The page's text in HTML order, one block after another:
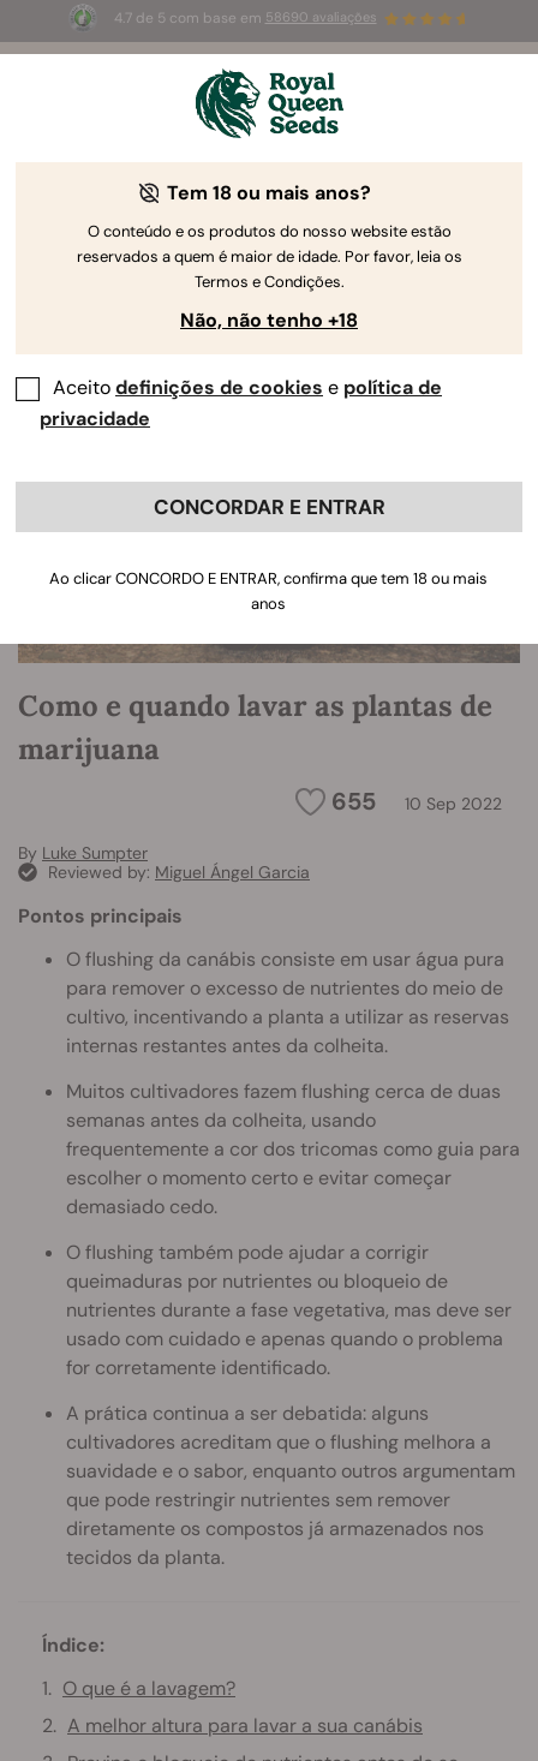
4.7 de 5 com base em 58690 avaliações
Summer Sales: até 50%
de desconto! ⏤
O Guia de Cultivo da Canábis pela Royal Queen Seeds
Localizador de Guias de Cultivo
Como e quando lavar as plantas de
marijuana
655 10 Sep 2022
By Luke Sumpter
Reviewed by: Miguel Ángel Garcia
Pontos principais
O flushing da canábis consiste em usar água pura
para remover o excesso de nutrientes do meio de
cultivo, incentivando a planta a utilizar as reservas
internas restantes antes da colheita.
Muitos cultivadores fazem flushing cerca de duas
semanas antes da colheita, usando
frequentemente a cor dos tricomas como guia para
escolher o momento certo e evitar começar
demasiado cedo.
O flushing também pode ajudar a corrigir
queimaduras por nutrientes ou bloqueio de
nutrientes durante a fase vegetativa, mas deve ser
usado com cuidado e apenas quando o problema
for corretamente identificado.
A prática continua a ser debatida: alguns
cultivadores acreditam que o flushing melhora a
suavidade e o sabor, enquanto outros argumentam
que pode restringir nutrientes sem remover
diretamente os compostos já armazenados nos
tecidos da planta.
Índice:
O que é a lavagem?
A melhor altura para lavar a sua canábis
Tem 18 ou mais anos?
O conteúdo e os produtos do nosso website estão
reservados a quem é maior de idade. Por favor, leia os
Termos e Condições.
Não, não tenho +18
Aceitodefinições de cookies e política de
privacidade
CONCORDAR E ENTRAR
Ao clicar CONCORDO E ENTRAR, confirma que tem 18 ou mais
anos